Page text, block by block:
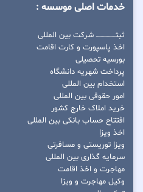
خدمات اصلی موسسه :
ثبتــــــــــــــــ شرکت بین المللی
اخذ پاسپورت و کارت اقامت
بورسیه تحصیلی
پرداخت شهریه دانشگاه
استخدام بین المللی
امور حقوقی بین المللی
خرید املاک خارج کشور
افتتاح حساب بانکی بین المللی
اخذ ویزا
ویزا توریستی و مسافرتی
سرمایه گذاری بین المللی
مهاجرت و اخذ اقامت
وکیل مهاجرت و ویزا